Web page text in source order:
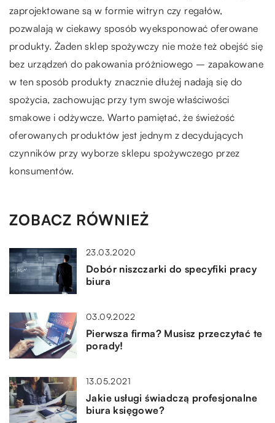
zaprojektowane są w formie witryn czy regałów,
pozwalają w ciekawy sposób wyeksponować oferowane
produkty. Żaden sklep spożywczy nie może też obejść się
bez urządzeń do pakowania próżniowego – zapakowane
w ten sposób produkty znacznie dłużej nadają się do
spożycia, zachowując przy tym swoje właściwości
smakowe i odżywcze. Warto pamiętać, że świeżość
oferowanych produktów jest jednym z decydujących
czynników przy wyborze sklepu spożywczego przez
konsumentów.
ZOBACZ RÓWNIEŻ
23.03.2020
Dobór niszczarki do specyfiki pracy
biura
03.09.2022
Pierwsza firma? Musisz przeczytać te
porady!
13.05.2021
Jakie usługi świadczą profesjonalne
biura księgowe?